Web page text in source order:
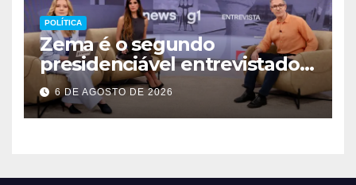
POLÍTICA
Zema é o segundo
presidenciável entrevistado
pelo g1 e GloboNews
6 DE AGOSTO DE 2026